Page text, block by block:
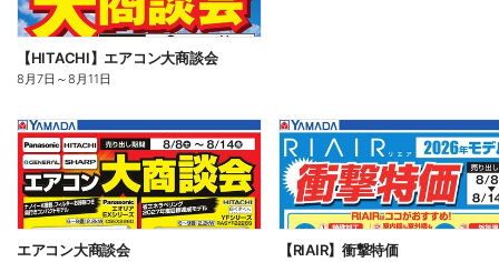
【HITACHI】エアコン大商談会
8月7日 ～8月11日
エアコン大商談会 【RIAIR】衝撃特価